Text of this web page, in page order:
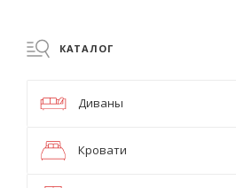
КАТАЛОГ
Диваны
Кровати